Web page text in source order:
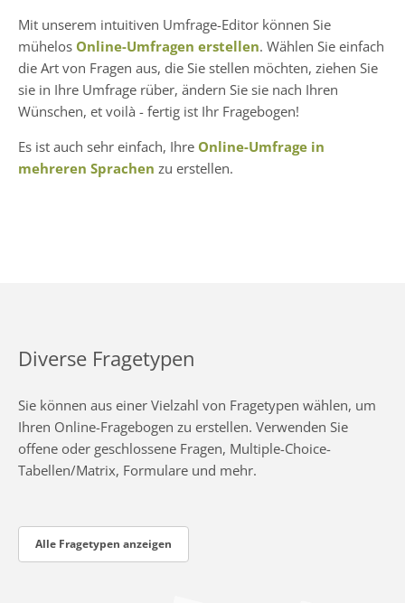
Mit unserem intuitiven Umfrage-Editor können Sie
mühelos Online-Umfragen erstellen. Wählen Sie einfach
die Art von Fragen aus, die Sie stellen möchten, ziehen Sie
sie in Ihre Umfrage rüber, ändern Sie sie nach Ihren
Wünschen, et voilà - fertig ist Ihr Fragebogen!
Es ist auch sehr einfach, Ihre Online-Umfrage in
mehreren Sprachen zu erstellen.
Diverse Fragetypen
Sie können aus einer Vielzahl von Fragetypen wählen, um
Ihren Online-Fragebogen zu erstellen. Verwenden Sie
offene oder geschlossene Fragen, Multiple-Choice-
Tabellen/Matrix, Formulare und mehr.
Alle Fragetypen anzeigen